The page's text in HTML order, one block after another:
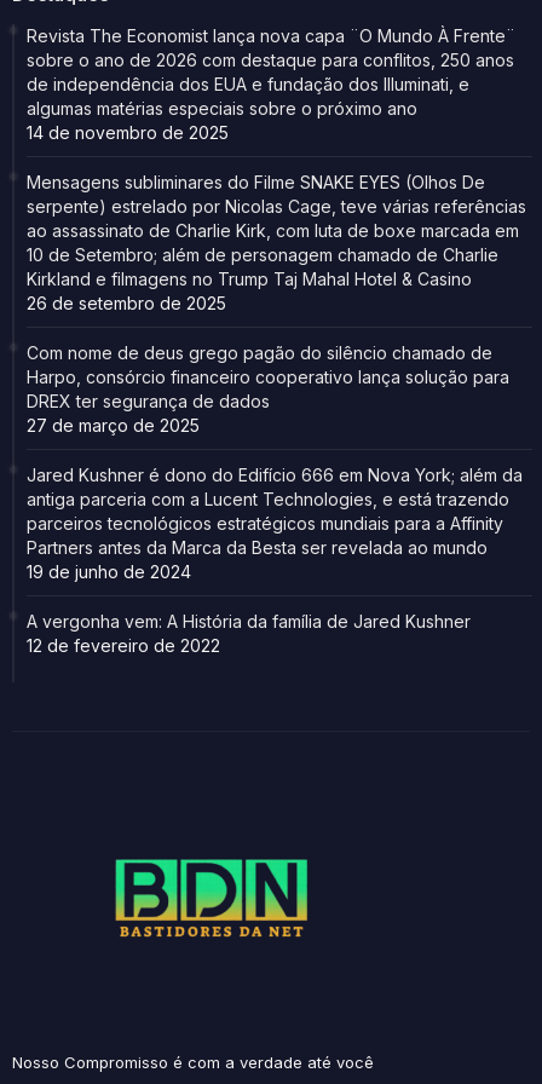
Revista The Economist lança nova capa ¨O Mundo À Frente¨
sobre o ano de 2026 com destaque para conflitos, 250 anos
de independência dos EUA e fundação dos Illuminati, e
algumas matérias especiais sobre o próximo ano
14 de novembro de 2025
Mensagens subliminares do Filme SNAKE EYES (Olhos De
serpente) estrelado por Nicolas Cage, teve várias referências
ao assassinato de Charlie Kirk, com luta de boxe marcada em
10 de Setembro; além de personagem chamado de Charlie
Kirkland e filmagens no Trump Taj Mahal Hotel & Casino
26 de setembro de 2025
Com nome de deus grego pagão do silêncio chamado de
Harpo, consórcio financeiro cooperativo lança solução para
DREX ter segurança de dados
27 de março de 2025
Jared Kushner é dono do Edifício 666 em Nova York; além da
antiga parceria com a Lucent Technologies, e está trazendo
parceiros tecnológicos estratégicos mundiais para a Affinity
Partners antes da Marca da Besta ser revelada ao mundo
19 de junho de 2024
A vergonha vem: A História da família de Jared Kushner
12 de fevereiro de 2022
Nosso Compromisso é com a verdade até você